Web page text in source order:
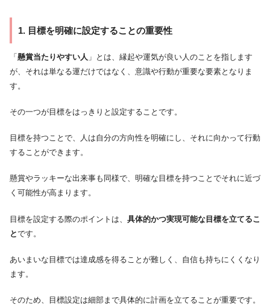
1. 目標を明確に設定することの重要性
「 懸賞当たりやすい人 」とは、縁起や運気が良い人のことを指します
が、それは単なる運だけではなく、意識や行動が重要な要素となりま
す。
その一つが目標をはっきりと設定することです。
目標を持つことで、人は自分の方向性を明確にし、それに向かって行動
することができます。
懸賞やラッキーな出来事も同様で、明確な目標を持つことでそれに近づ
く可能性が高まります。
目標を設定する際のポイントは、 具体的かつ実現可能な目標を立てるこ
とです。
あいまいな目標では達成感を得ることが難しく、自信も持ちにくくなり
ます。
そのため、目標設定は細部まで具体的に計画を立てることが重要です。